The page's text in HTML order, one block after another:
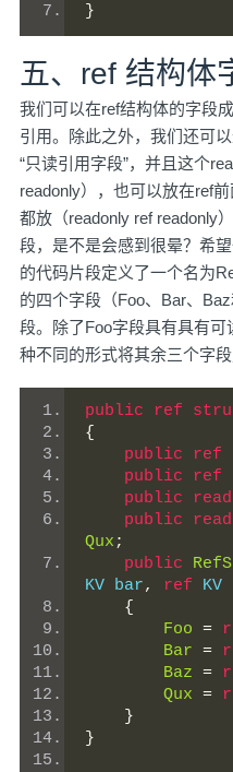
}
五、ref 结构体
我们可以在ref结构体的字段
引用。除此之外，我们还可
“只读引用字段”，并且这个
readonly），也可以放在ref
都放（readonly ref readonly
段，是不是会感到很晕？希
的代码片段定义了一个名为
的四个字段（Foo、Bar、
段。除了Foo字段具有具有
种不同的形式将其余三个字段
public ref
{
public
ref
public
ref
public
public
Qux ;
public
KV bar, ref KV
{
Foo =
Bar =
Baz =
Qux =
}
}